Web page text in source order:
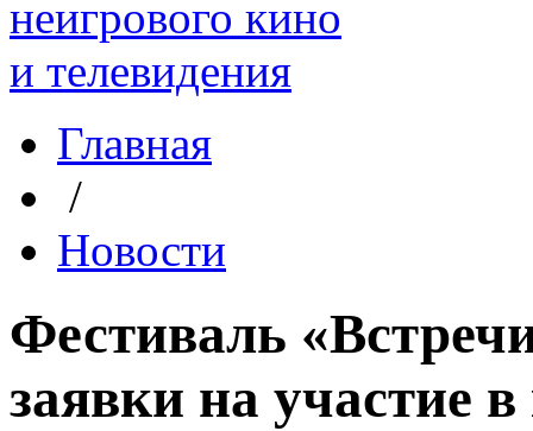
Главная
/
Новости
Фестиваль
заявки на участие